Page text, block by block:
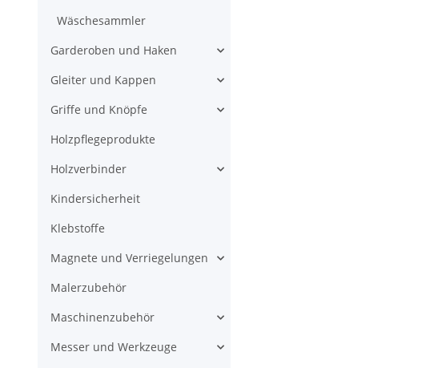
Wäschesammler
Garderoben und Haken
Gleiter und Kappen
Griffe und Knöpfe
Holzpflegeprodukte
Holzverbinder
Kindersicherheit
Klebstoffe
Magnete und Verriegelungen
Malerzubehör
Maschinenzubehör
Messer und Werkzeuge